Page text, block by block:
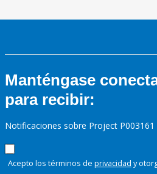
Manténgase
para recibir:
Notificaciones sobre Project P003161
Acepto los términos de privacidad y